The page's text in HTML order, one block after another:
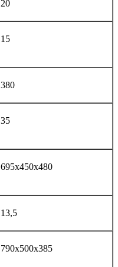
20
15
380
35
695х450х480
13,5
790х500х385